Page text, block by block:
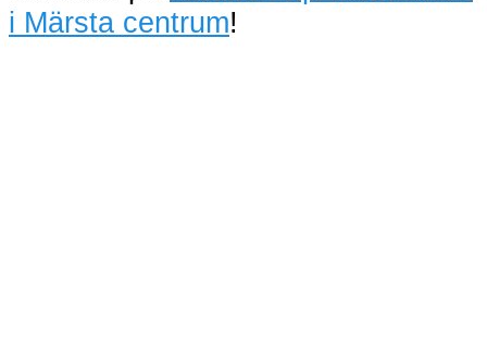
i Märsta centrum!